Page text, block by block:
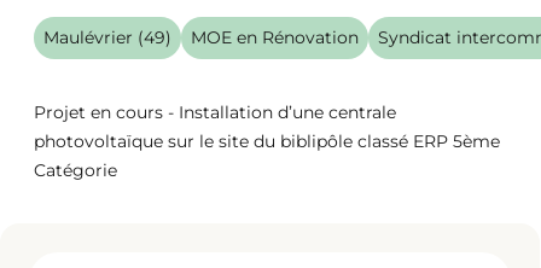
Maulévrier (49) MOE en Rénovation Syndicat
Projet en cours - Installation d’une centrale
photovoltaïque sur le site du biblipôle classé ERP 5ème
Catégorie